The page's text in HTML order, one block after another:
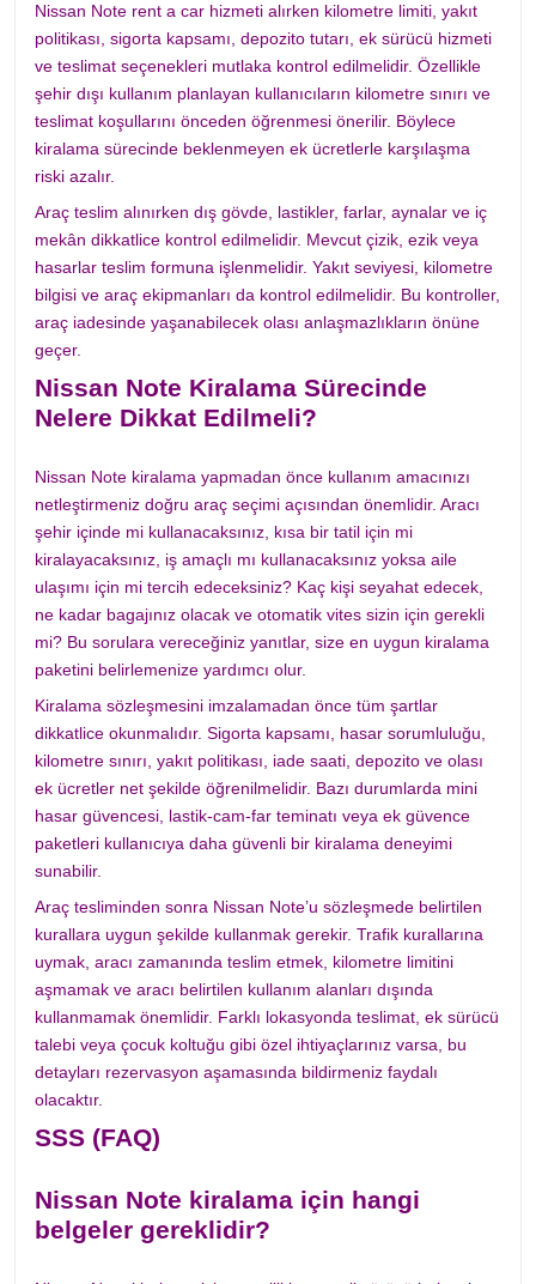
Nissan Note rent a car hizmeti alırken kilometre limiti, yakıt
politikası, sigorta kapsamı, depozito tutarı, ek sürücü hizmeti
ve teslimat seçenekleri mutlaka kontrol edilmelidir. Özellikle
şehir dışı kullanım planlayan kullanıcıların kilometre sınırı ve
teslimat koşullarını önceden öğrenmesi önerilir. Böylece
kiralama sürecinde beklenmeyen ek ücretlerle karşılaşma
riski azalır.
Araç teslim alınırken dış gövde, lastikler, farlar, aynalar ve iç
mekân dikkatlice kontrol edilmelidir. Mevcut çizik, ezik veya
hasarlar teslim formuna işlenmelidir. Yakıt seviyesi, kilometre
bilgisi ve araç ekipmanları da kontrol edilmelidir. Bu kontroller,
araç iadesinde yaşanabilecek olası anlaşmazlıkların önüne
geçer.
Nissan Note Kiralama Sürecinde
Nelere Dikkat Edilmeli?
Nissan Note kiralama yapmadan önce kullanım amacınızı
netleştirmeniz doğru araç seçimi açısından önemlidir. Aracı
şehir içinde mi kullanacaksınız, kısa bir tatil için mi
kiralayacaksınız, iş amaçlı mı kullanacaksınız yoksa aile
ulaşımı için mi tercih edeceksiniz? Kaç kişi seyahat edecek,
ne kadar bagajınız olacak ve otomatik vites sizin için gerekli
mi? Bu sorulara vereceğiniz yanıtlar, size en uygun kiralama
paketini belirlemenize yardımcı olur.
Kiralama sözleşmesini imzalamadan önce tüm şartlar
dikkatlice okunmalıdır. Sigorta kapsamı, hasar sorumluluğu,
kilometre sınırı, yakıt politikası, iade saati, depozito ve olası
ek ücretler net şekilde öğrenilmelidir. Bazı durumlarda mini
hasar güvencesi, lastik-cam-far teminatı veya ek güvence
paketleri kullanıcıya daha güvenli bir kiralama deneyimi
sunabilir.
Araç tesliminden sonra Nissan Note’u sözleşmede belirtilen
kurallara uygun şekilde kullanmak gerekir. Trafik kurallarına
uymak, aracı zamanında teslim etmek, kilometre limitini
aşmamak ve aracı belirtilen kullanım alanları dışında
kullanmamak önemlidir. Farklı lokasyonda teslimat, ek sürücü
talebi veya çocuk koltuğu gibi özel ihtiyaçlarınız varsa, bu
detayları rezervasyon aşamasında bildirmeniz faydalı
olacaktır.
SSS (FAQ)
Nissan Note kiralama için hangi
belgeler gereklidir?